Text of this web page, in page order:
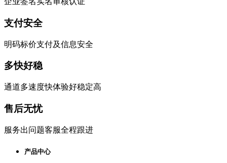
支付安全
明码标价支付及信息安全
多快好稳
通道多速度快体验好稳定高
售后无忧
服务出问题客服全程跟进
产品中心